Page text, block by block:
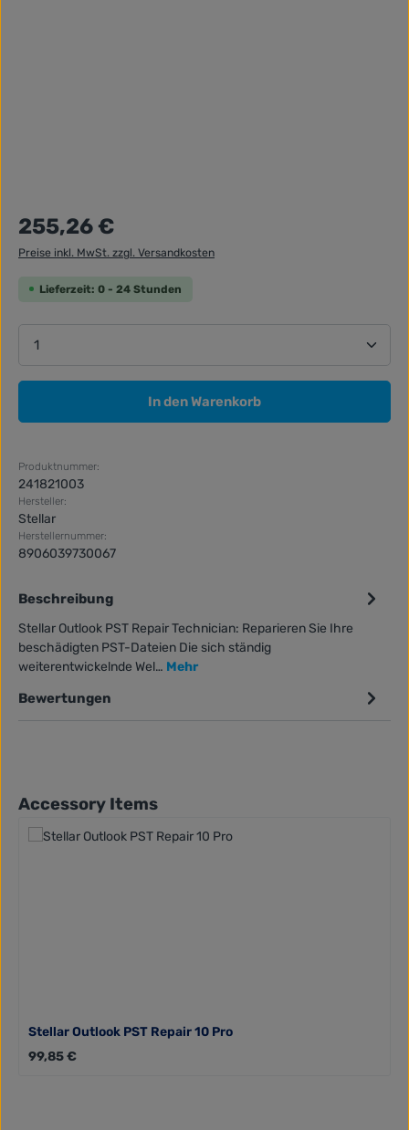
Regulärer Preis:
255,26 €
Preise inkl. MwSt. zzgl. Versandkosten
Lieferzeit: 0 - 24 Stunden
Produkt Anzahl: Gib den gewünschten Wert ein
In den Warenkorb
Produktnummer:
241821003
Hersteller:
Stellar
Herstellernummer:
8906039730067
Beschreibung
Stellar Outlook PST Repair Technician: Reparieren Sie Ihre
beschädigten PST-Dateien Die sich ständig
weiterentwickelnde Wel… Mehr
Bewertungen
Produktgalerie überspringen
Accessory Items
Stellar Outlook PST Repair 10 Pro
Regulärer Preis:
99,85 €